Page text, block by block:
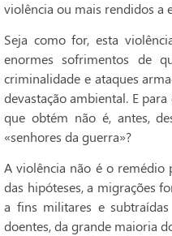
violência ou mais rendidos a
Seja como for, esta
enormes sofrimentos de
criminalidade e ataques
devastação ambiental. E
que obtém não é, antes,
«senhores da guerra»?
A violência não é o remédio
das hipóteses, a migrações
a fins militares e
doentes, da grande maioria